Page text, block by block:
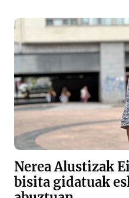
Nerea Alustizak
bisita gidatuak